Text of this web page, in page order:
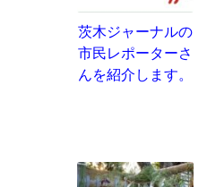
茨木ジャーナルの
市民レポーターさ
んを紹介します。